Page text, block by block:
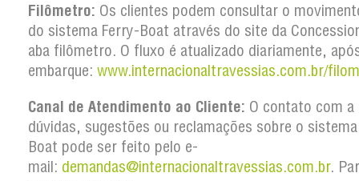
Filômetro: Os clientes podem consultar o
do sistema Ferry-Boat através do site da
aba filômetro. O fluxo é atualizado diariamente,
embarque: www.internacionaltravessias.com.br/
Canal de Atendimento ao Cliente: O contato com a
dúvidas, sugestões ou reclamações sobre o
Boat pode ser feito pelo e-
mail: demandas@internacionaltravessias.com.br.